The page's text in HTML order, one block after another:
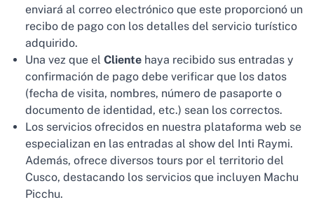
enviará al correo electrónico que este proporcionó un
recibo de pago con los detalles del servicio turístico
adquirido.
Una vez que el Cliente haya recibido sus entradas y
confirmación de pago debe verificar que los datos
(fecha de visita, nombres, número de pasaporte o
documento de identidad, etc.) sean los correctos.
Los servicios ofrecidos en nuestra plataforma web se
especializan en las entradas al show del Inti Raymi.
Además, ofrece diversos tours por el territorio del
Cusco, destacando los servicios que incluyen Machu
Picchu.